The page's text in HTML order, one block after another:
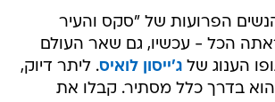
הפרועות של "סקס והעיר
הכל - עכשיו, גם שאר העולם
הענוג שלג'ייסון לואיס. ליתר דיוק,
בדרך כלל מסתיר. קבלו את